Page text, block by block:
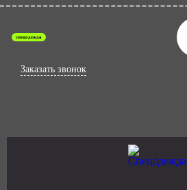
спецодежда
Заказать звонок